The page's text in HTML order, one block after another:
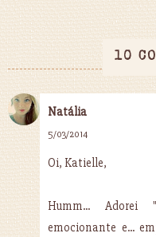
10
Natália
5/03/2014
Oi, Katielle,
Humm... Adorei
emocionante e...